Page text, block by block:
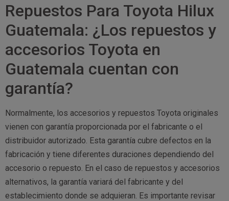
Repuestos Para Toyota Hilux
Guatemala: ¿Los repuestos y
accesorios Toyota en
Guatemala cuentan con
garantía?
Normalmente, los accesorios y repuestos Toyota originales
vienen con garantía proporcionada por el fabricante o el
distribuidor autorizado. Esta garantía cubre defectos en la
fabricación y tiene diferentes duraciones dependiendo del
accesorio o repuesto. En el caso de repuestos y accesorios
alternativos, la garantía variará del fabricante y del
establecimiento donde se adquieran. Es importante revisar